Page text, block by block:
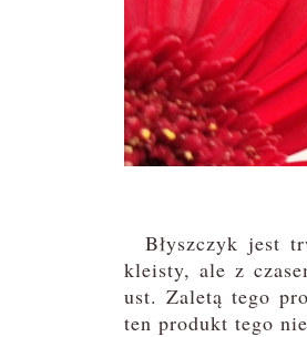
Błyszczyk jest
kleisty, ale z
ust. Zaletą tego
ten produkt tego